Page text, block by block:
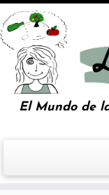
El Mundo de